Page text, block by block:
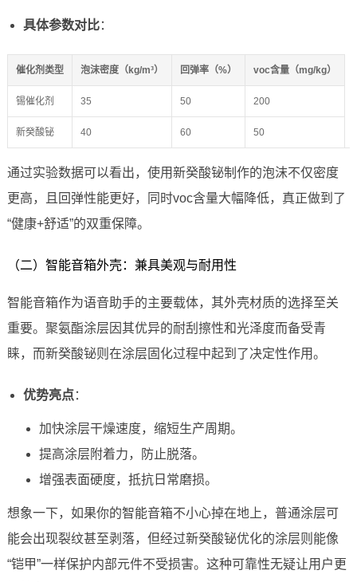
具体参数对比：
催化剂类型 泡沫密度（kg/m³） 回弹率（%） voc含量（mg/kg）
锡催化剂 35 50 200
新癸酸铋 40 60 50
通过实验数据可以看出，使用新癸酸铋制作的泡沫不仅密度
更高，且回弹性能更好，同时voc含量大幅降低，真正做到了
“健康+舒适”的双重保障。
（二）智能音箱外壳：兼具美观与耐用性
智能音箱作为语音助手的主要载体，其外壳材质的选择至关
重要。聚氨酯涂层因其优异的耐刮擦性和光泽度而备受青
睐，而新癸酸铋则在涂层固化过程中起到了决定性作用。
优势亮点：
加快涂层干燥速度，缩短生产周期。
提高涂层附着力，防止脱落。
增强表面硬度，抵抗日常磨损。
想象一下，如果你的智能音箱不小心掉在地上，普通涂层可
能会出现裂纹甚至剥落，但经过新癸酸铋优化的涂层则能像
“铠甲”一样保护内部元件不受损害。这种可靠性无疑让用户更